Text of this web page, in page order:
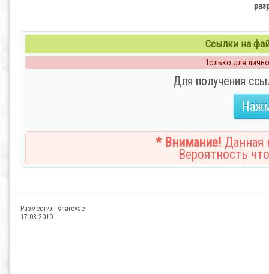
Ссылки на
Только для
Для получения
* Внимание! Данная
Вероятность
Разместил: sharovae
17.03.2010